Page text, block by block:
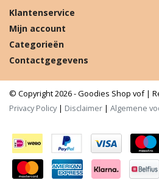
Klantenservice
Mijn account
Categorieën
Contactgegevens
© Copyright 2026 - Goodies Shop vof |
Privacy Policy| Disclaimer | Algemene